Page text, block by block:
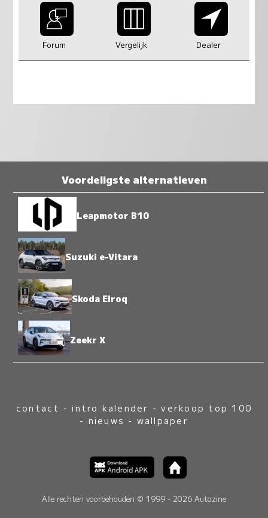
Forum Vergelijk Dealer
Voordeligste alternatieven
Leapmotor B10
Suzuki e-Vitara
Skoda Elroq
Zeekr X
contact -intro kalender -verkoop top 100
- nieuws - wallpaper
Alle rechten voorbehouden © 1999 - 2026 Autozine